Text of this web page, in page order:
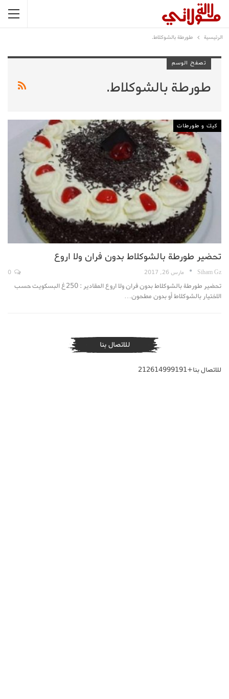
الرئيسية طورطة بالشوكلاط.
تصفح الوسم
طورطة بالشوكلاط.
كيك و طورطات
تحضير طورطة بالشوكلاط بدون فران ولا اروع
Siham Gz مارس 26, 2017
تحضير طورطة بالشوكلاط بدون فران ولا اروع المقادير : 250غ البسكويت حسب
الاختيار بالشوكلاط أو بدون مطحون…
للاتصال بنا
للاتصال بنا+212614999191